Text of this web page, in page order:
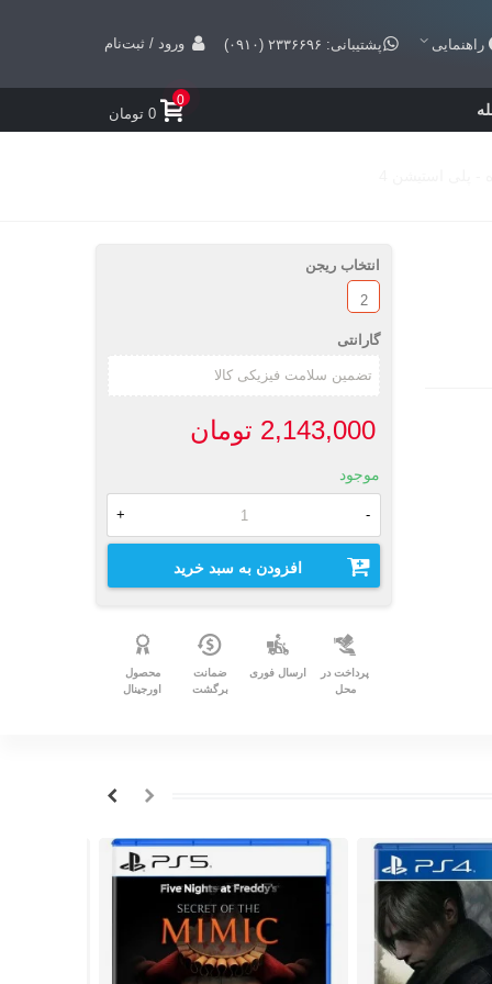
راهنمایی پشتیبانی: ۲۳۳۶۶۹۶ (۰۹۱۰) ورود / ثبت‌نام
0
0 تومان
انتخاب ریجن
2
گارانتی
2,143,000 تومان
موجود
-
+
افزودن به سبد خرید
پرداخت در
محل
ارسال فوری
ضمانت
برگشت
محصول
اورجینال